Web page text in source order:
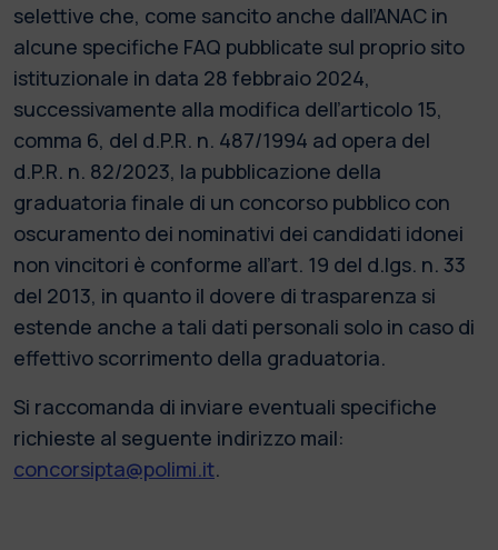
selettive che, come sancito anche dall’ANAC in
alcune specifiche FAQ pubblicate sul proprio sito
istituzionale in data 28 febbraio 2024,
successivamente alla modifica dell’articolo 15,
comma 6, del d.P.R. n. 487/1994 ad opera del
d.P.R. n. 82/2023, la pubblicazione della
graduatoria finale di un concorso pubblico con
oscuramento dei nominativi dei candidati idonei
non vincitori è conforme all’art. 19 del d.lgs. n. 33
del 2013, in quanto il dovere di trasparenza si
estende anche a tali dati personali solo in caso di
effettivo scorrimento della graduatoria.
Si raccomanda di inviare eventuali specifiche
richieste al seguente indirizzo mail:
concorsipta@polimi.it.